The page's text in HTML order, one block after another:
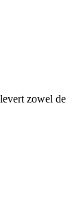
zowel de